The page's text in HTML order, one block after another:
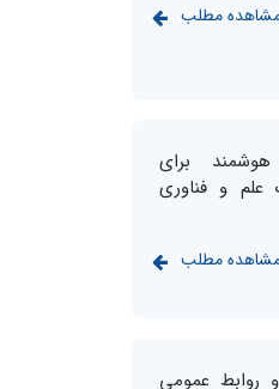
مطلب
برای
علم و فناوری
مطلب
و روابط عمومی